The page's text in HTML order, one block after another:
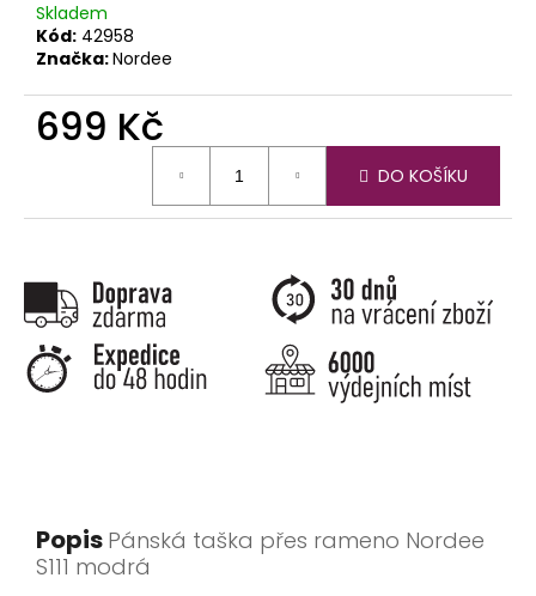
Skladem
Kód: 42958
Značka:Nordee
699 Kč
DO KOŠÍKU
Popis Pánská taška přes rameno Nordee
S111 modrá